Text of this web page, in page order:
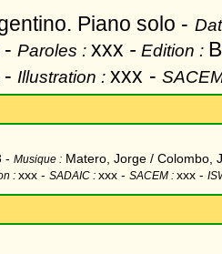
Piano solo -
- Paroles : xxx - Edition :
Illustration : xxx -
- Musique : Matero, Jorge / Colombo,
: xxx - SADAIC : xxx - SACEM : xxx -